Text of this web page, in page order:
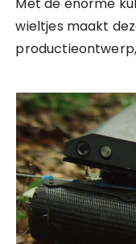
Met de enorme
wieltjes maakt